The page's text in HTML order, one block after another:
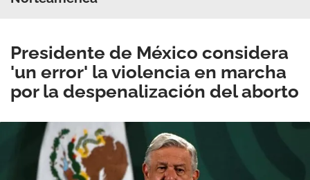
Presidente de México considera
'un error' la violencia en marcha
por la despenalización del aborto